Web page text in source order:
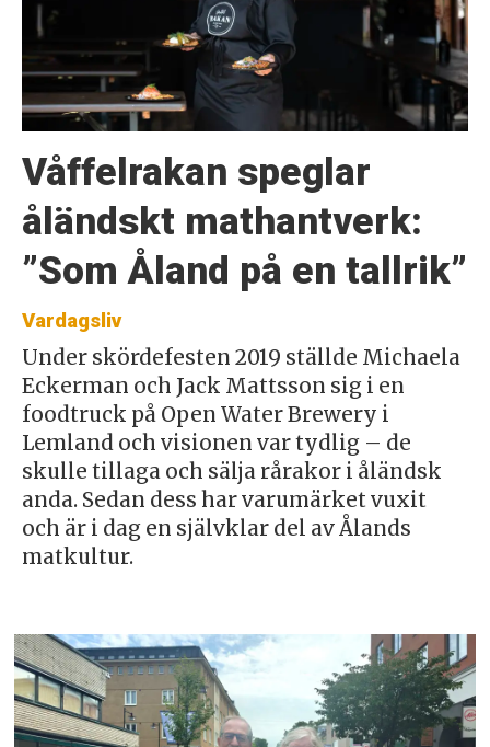
Våffelrakan speglar
åländskt mathantverk:
”Som Åland på en tallrik”
Vardagsliv
Under skördefesten 2019 ställde Michaela
Eckerman och Jack Mattsson sig i en
foodtruck på Open Water Brewery i
Lemland och visionen var tydlig – de
skulle tillaga och sälja rårakor i åländsk
anda. Sedan dess har varumärket vuxit
och är i dag en självklar del av Ålands
matkultur.